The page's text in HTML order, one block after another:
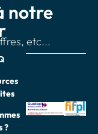
notre
etc...
?